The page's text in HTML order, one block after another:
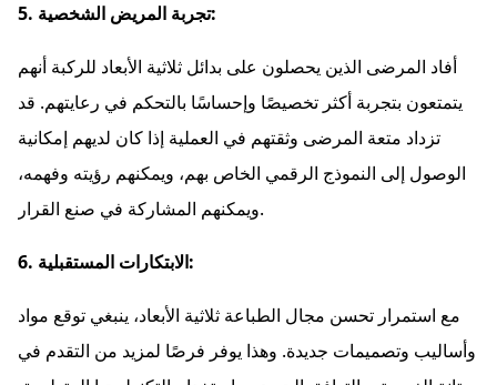
5. تجربة المريض الشخصية:
أفاد المرضى الذين يحصلون على بدائل ثلاثية الأبعاد للركبة أنهم
يتمتعون بتجربة أكثر تخصيصًا وإحساسًا بالتحكم في رعايتهم. قد
تزداد متعة المرضى وثقتهم في العملية إذا كان لديهم إمكانية
الوصول إلى النموذج الرقمي الخاص بهم، ويمكنهم رؤيته وفهمه،
ويمكنهم المشاركة في صنع القرار.
6. الابتكارات المستقبلية:
مع استمرار تحسن مجال الطباعة ثلاثية الأبعاد، ينبغي توقع مواد
وأساليب وتصميمات جديدة. وهذا يوفر فرصًا لمزيد من التقدم في